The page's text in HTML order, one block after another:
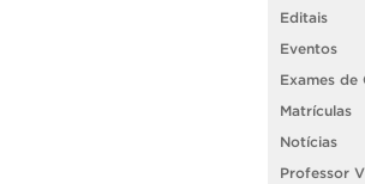
Editais
Eventos
Exames de
Matrículas
Notícias
Professor